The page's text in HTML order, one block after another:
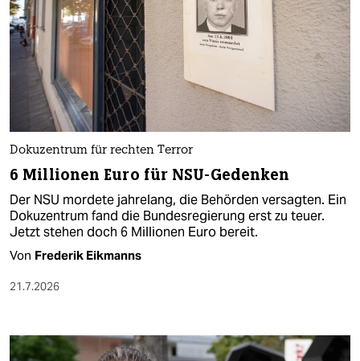
Dokuzentrum für rechten Terror
6 Millionen Euro für NSU-Gedenken
Der NSU mordete jahrelang, die Behörden versagten. Ein
Dokuzentrum fand die Bundesregierung erst zu teuer.
Jetzt stehen doch 6 Millionen Euro bereit.
Von Frederik Eikmanns
21.7.2026